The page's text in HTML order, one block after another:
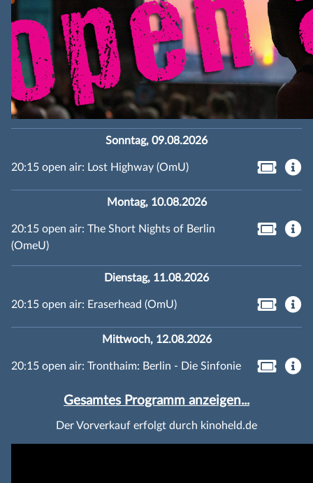
Sonntag, 09.08.2026
20:15 open air: Lost Highway (OmU)
Montag, 10.08.2026
20:15 open air: The Short Nights of Berlin
(OmeU)
Dienstag, 11.08.2026
20:15 open air: Eraserhead (OmU)
Mittwoch, 12.08.2026
20:15 open air: Tronthaim: Berlin - Die Sinfonie
Gesamtes Programm anzeigen...
Der Vorverkauf erfolgt durch kinoheld.de